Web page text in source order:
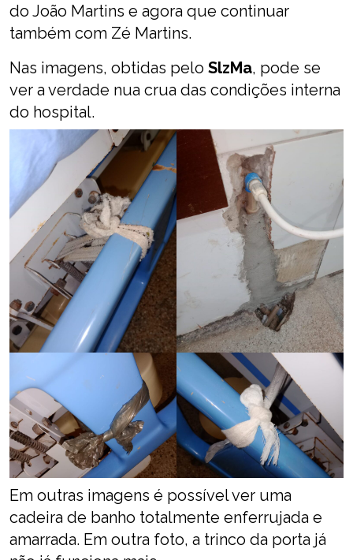
do João Martins e agora que continuar
também com Zé Martins.
Nas imagens, obtidas pelo SlzMa, pode se
ver a verdade nua crua das condições interna
do hospital.
Em outras imagens é possível ver uma
cadeira de banho totalmente enferrujada e
amarrada. Em outra foto, a trinco da porta já